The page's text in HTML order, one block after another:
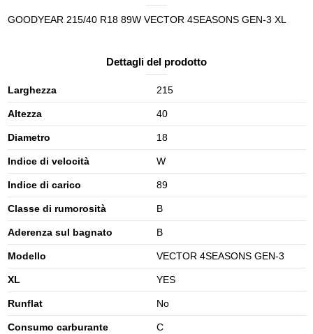
GOODYEAR 215/40 R18 89W VECTOR 4SEASONS GEN-3 XL
Dettagli del prodotto
Larghezza 215
Altezza 40
Diametro 18
Indice di velocità W
Indice di carico 89
Classe di rumorosità B
Aderenza sul bagnato B
Modello VECTOR 4SEASONS GEN-3
XL YES
Runflat No
Consumo carburante C